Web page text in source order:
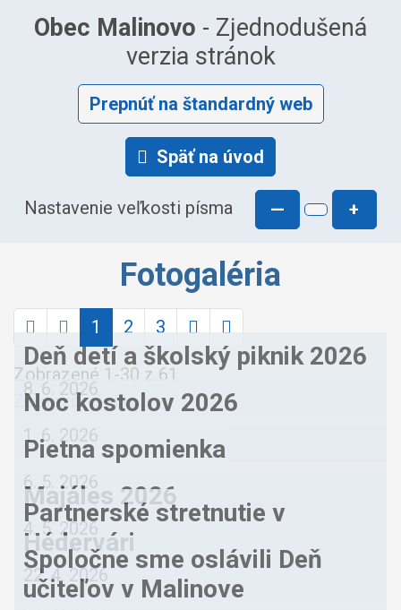
Obec Malinovo - Zjednodušená
verzia stránok
Prepnúť na štandardný web
Späť na úvod
Nastavenie veľkosti písma — +
Fotogaléria
1 2 3
Zobrazené 1 -30 z 61
Zobraziť všetko
Deň detí a školský piknik 2026
8. 6. 2026
Noc kostolov 2026
1. 6. 2026
Pietna spomienka
6. 5. 2026
Majáles 2026
4. 5. 2026
Partnerské stretnutie v
Hédervári
22. 4. 2026
Spoločne sme oslávili Deň
učiteľov v Malinove